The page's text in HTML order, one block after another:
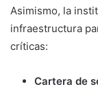
Asimismo, la
infraestructura
críticas:
Cartera de